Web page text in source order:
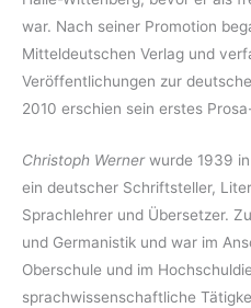
war. Nach seiner Promotion
Mitteldeutschen Verlag und
Veröffentlichungen zur
2010 erschien sein erstes
Christoph Wernerwurde 1939
ein deutscher Schriftsteller,
Sprachlehrer und Übersetzer.
und Germanistik und war im
Oberschule und im
sprachwissenschaftliche